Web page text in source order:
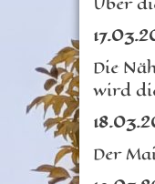
Die
wird
Der